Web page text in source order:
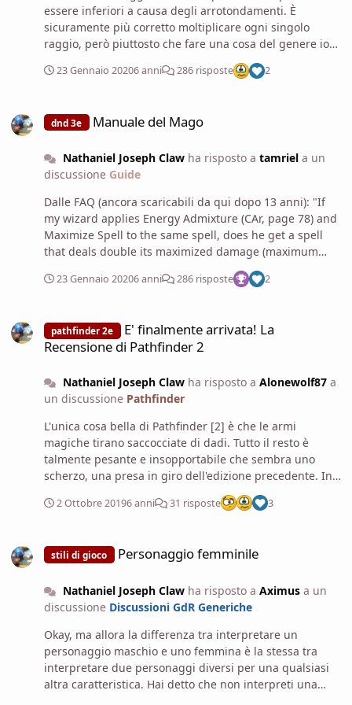
un'aberrazione" (o, se per i giocatori è proprio possibile
resistere, il master si dovrà segnare tutti i bonus di
tutte le abilità problematiche e chiedere ai giocatori un
decide di sfruttare conoscenze esterne, va benissimo lo
di Curmudgeon (link) :
essere inferiori a causa degli arrotondamenti. È
sicuramente più corretto moltiplicare ogni singolo
raggio, però piuttosto che fare una cosa del genere io
23 Gennaio 20206 anni 286 risposte 2
dnd 3e Manuale del Mago
Nathaniel Joseph Clawha risposto a tamriela un
discussione Guide
Dalle FAQ (ancora scaricabili da qui dopo 13 anni): "If
my wizard applies Energy Admixture (CAr, page 78) and
Maximize Spell to the same spell, does he get a spell
that deals double its maximized damage (maximum
also applied the Twin Spell feat (CAr, page 84) to the
your character can cast 13th-level spells—the slot
required by a 2nd-level spell affected by these
create two sets of three rays each, with each ray dealing
24 points of fire damage (4d6, maximized) and 24 points
Substitution feat), for a grand total of 288 points of
damage . . . assuming all six rays hit their target."
23 Gennaio 20206 anni 286 risposte 2
pathfinder 2e
E' finalmente arrivata! La
Recensione di Pathfinder 2
Nathaniel Joseph Clawha risposto a Alonewolf87a
un discussione Pathfinder
L'unica cosa bella di Pathfinder [2] è che le armi
magiche tirano saccocciate di dadi. Tutto il resto è
talmente pesante e insopportabile che sembra uno
scherzo, una presa in giro dell'edizione precedente. In
un incontro con 10 goblin il master può potenzialmente
trovarsi a tirare 30 dadi a turno ma che siamo matti
2 Ottobre 20196 anni 31 risposte 3
stili di gioco Personaggio femminile
Nathaniel Joseph Clawha risposto a Aximusa un
discussione Discussioni GdR Generiche
Okay, ma allora la differenza tra interpretare un
personaggio maschio e uno femmina è la stessa tra
interpretare due personaggi diversi per una qualsiasi
altra caratteristica. Hai detto che non interpreti una